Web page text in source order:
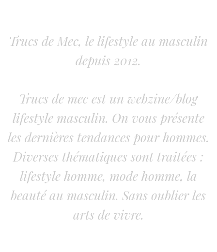
Trucs de Mec, le lifestyle au masculin
depuis 2012.
Trucs de mec est un webzine/blog
lifestyle masculin. On vous présente
les dernières tendances pour hommes.
Diverses thématiques sont traitées :
lifestyle homme, mode homme, la
beauté au masculin. Sans oublier les
arts de vivre.